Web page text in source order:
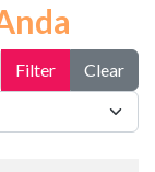
Filter Clear